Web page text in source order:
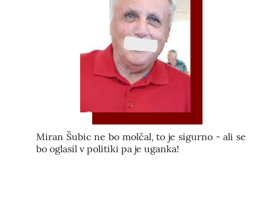
Miran Šubic ne bo molčal, to je sigurno - ali se
bo oglasil v politiki pa je uganka!